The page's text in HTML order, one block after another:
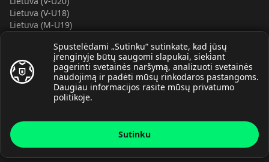
Spustelėdami „Sutinku“ sutinkate, kad jūsų
įrenginyje būtų saugomi slapukai, siekiant
pagerinti svetainės naršymą, analizuoti svetainės
naudojimą ir padėti mūsų rinkodaros pastangoms.
Daugiau informacijos rasite mūsų privatumo
politikoje.
Sutinku
Lietuva (V-U18)
Lietuva (M-U19)
Lietuva (M-U16)